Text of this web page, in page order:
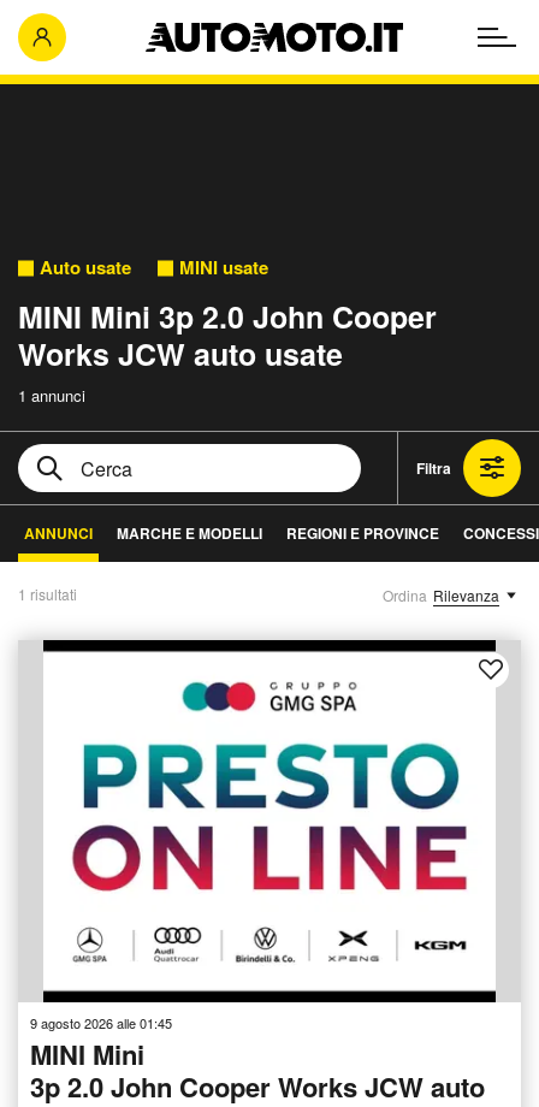
Auto usate MINI usate
MINI Mini 3p 2.0 John Cooper
Works JCW auto usate
1 annunci
Filtra
ANNUNCI MARCHE E MODELLI REGIONI E PROVINCE
1 risultati Ordina Rilevanza
9 agosto 2026 alle 01:45
MINI Mini
3p 2.0 John Cooper Works JCW auto